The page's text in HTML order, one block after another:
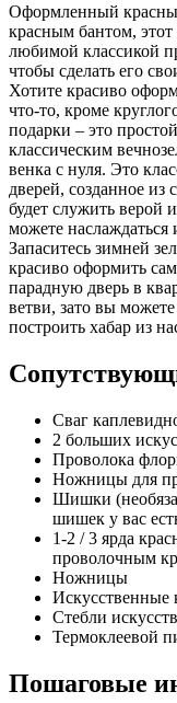
Оформленный
красным бантом, этот
любимой классикой
чтобы сделать его
Хотите красиво
что-то, кроме
подарки – это
классическим
венка с нуля. Это
дверей, созданное из
будет служить верой
можете наслаждаться
Запаситесь зимней
красиво оформить
парадную дверь в
ветви, зато вы
построить хабар из
Сваг
2 больших
Проволока
Ножницы для
Шишки
шишек у вас
1-2 / 3 ярда
проволочным
Ножницы
Искусственные
Стебли
Термоклеевой
Пошаговые